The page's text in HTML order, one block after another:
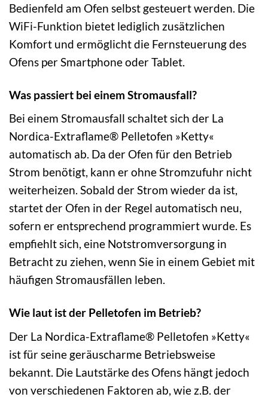
Bedienfeld am Ofen selbst gesteuert werden. Die
WiFi-Funktion bietet lediglich zusätzlichen
Komfort und ermöglicht die Fernsteuerung des
Ofens per Smartphone oder Tablet.
Was passiert bei einem Stromausfall?
Bei einem Stromausfall schaltet sich der La
Nordica-Extraflame® Pelletofen »Ketty«
automatisch ab. Da der Ofen für den Betrieb
Strom benötigt, kann er ohne Stromzufuhr nicht
weiterheizen. Sobald der Strom wieder da ist,
startet der Ofen in der Regel automatisch neu,
sofern er entsprechend programmiert wurde. Es
empfiehlt sich, eine Notstromversorgung in
Betracht zu ziehen, wenn Sie in einem Gebiet mit
häufigen Stromausfällen leben.
Wie laut ist der Pelletofen im Betrieb?
Der La Nordica-Extraflame® Pelletofen »Ketty«
ist für seine geräuscharme Betriebsweise
bekannt. Die Lautstärke des Ofens hängt jedoch
von verschiedenen Faktoren ab, wie z.B. der